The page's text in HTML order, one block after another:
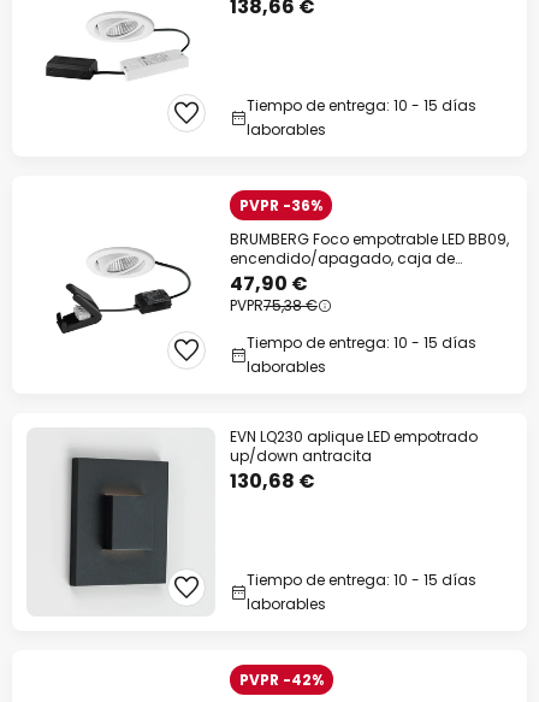
138,66 €
Tiempo de entrega: 10 - 15 días
laborables
PVPR -36%
BRUMBERG Foco empotrable LED BB09,
encendido/apagado, caja de
conexiones,
47,90 €
PVPR75,38 €
Tiempo de entrega: 10 - 15 días
laborables
EVN LQ230 aplique LED empotrado
up/down antracita
130,68 €
Tiempo de entrega: 10 - 15 días
laborables
PVPR -42%